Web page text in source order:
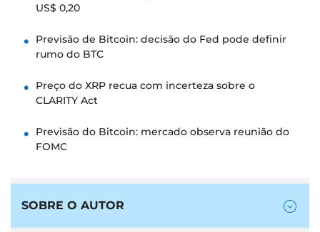
US$ 0,20
Previsão de Bitcoin: decisão do Fed pode definir
rumo do BTC
Preço do XRP recua com incerteza sobre o
CLARITY Act
Previsão do Bitcoin: mercado observa reunião do
FOMC
SOBRE O AUTOR